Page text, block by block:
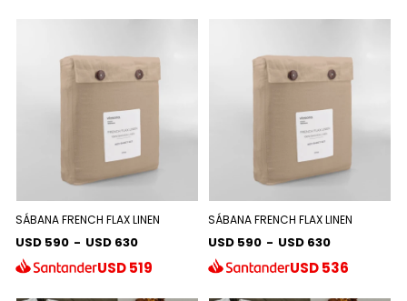
SÁBANA FRENCH FLAX LINEN
USD 590 - USD 630
USD519
SÁBANA FRENCH FLAX LINEN
USD 590 - USD 630
USD536